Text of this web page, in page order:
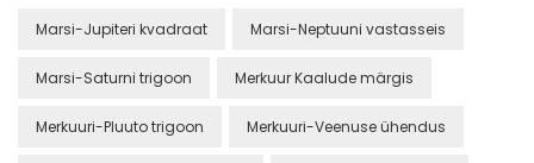
Marsi-Jupiteri kvadraat Marsi-Neptuuni vastasseis
Marsi-Saturni trigoon Merkuur Kaalude märgis
Merkuuri-Pluuto trigoon Merkuuri-Veenuse ühendus